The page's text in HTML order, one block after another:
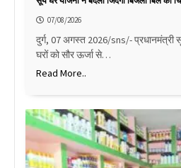
07/08/2026
दुर्ग, 07 अगस्त 2026/sns/- प्रधानमंत्री
घरों को सौर ऊर्जा से…
Read More..